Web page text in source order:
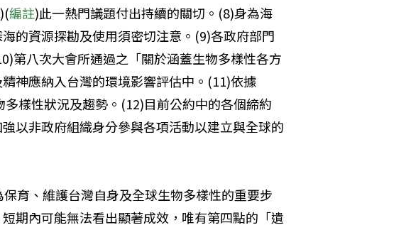
編註)此一熱門議題付出持續的關切。(8)身為海
的資源探勘及使用須密切注意。(9)各政府部門
第八次大會所通過之「關於涵蓋生物多樣性各方
神應納入台灣的環境影響評估中。(11)依據
樣性狀況及趨勢。(12)目前公約中的各個締約
以非政府組織身分參與各項活動以建立與全球的
育、維護台灣自身及全球生物多樣性的重要步
期內可能無法看出顯著成效，唯有第四點的「遺